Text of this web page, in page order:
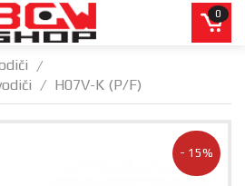
0
/
/ H07V-K (P/F)
- 15%